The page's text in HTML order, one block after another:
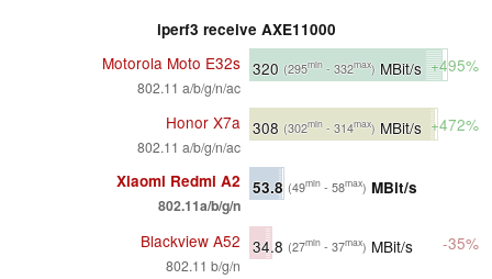
iperf3 receive AXE11000
Motorola Moto E32s
802.11 a/b/g/n/ac
320 (295min - 332max) MBit/s +495%
Honor X7a
802.11 a/b/g/n/ac
308 (302min - 314max) MBit/s +472%
Xiaomi Redmi A2
802.11a/b/g/n
53.8 (49min - 58max) MBit/s
Blackview A52
802.11 b/g/n
34.8 (27min - 37max) MBit/s -35%